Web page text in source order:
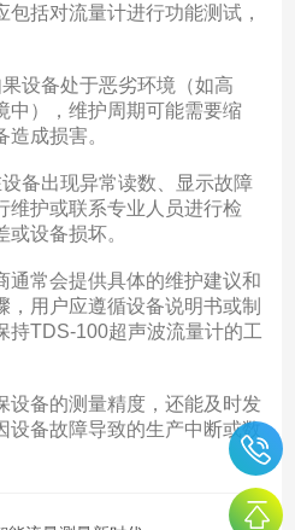
括对流量计进行功能测试，
备处于恶劣环境（如高
中），维护周期可能需要缩
成损害。
出现异常读数、显示故障
维护或联系专业人员进行检
设备损坏。
常会提供具体的维护建议和
用户应遵循设备说明书或制
持TDS-100超声波流量计的工
备的测量精度，还能及时发
设备故障导致的生产中断或数